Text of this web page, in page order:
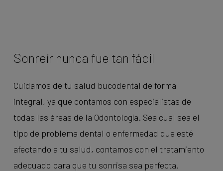
Sonreír nunca fue tan fácil
Cuidamos de tu salud bucodental de forma
integral, ya que contamos con especialistas de
todas las áreas de la Odontología. Sea cual sea el
tipo de problema dental o enfermedad que esté
afectando a tu salud, contamos con el tratamiento
adecuado para que tu sonrisa sea perfecta.